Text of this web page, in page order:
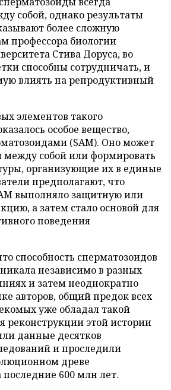
собой, однако результаты
более сложную
профессора биологии
Стива Доруса, во
способны сотрудничать, и
влиять на репродуктивный
элементов такого
особое вещество,
(SAM). Оно может
между собой или формировать
организующие их в единые
предполагают, что
выполняло защитную или
а затем стало основой для
поведения
способность сперматозоидов
независимо в разных
и затем неоднократно
авторов, общий предок всех
уже обладал такой
реконструкции этой истории
данные десятков
и проследили
древе
последние 600 млн лет.